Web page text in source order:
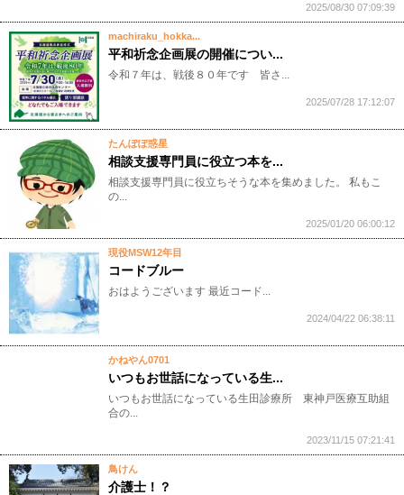
2025/08/30 07:09:39
machiraku_hokka...
平和祈念企画展の開催につい...
令和７年は、戦後８０年です ​​ 皆さ...
2025/07/28 17:12:07
たんぽぽ惑星
相談支援専門員に役立つ本を...
相談支援専門員に役立ちそうな本を集めました。 私もこ
の...
2025/01/20 06:00:12
現役MSW12年目
コードブルー
おはようございます 最近コード...
2024/04/22 06:38:11
かねやん0701
いつもお世話になっている生...
いつもお世話になっている生田診療所 東神戸医療互助組
合の...
2023/11/15 07:21:41
鳥けん
介護士！？